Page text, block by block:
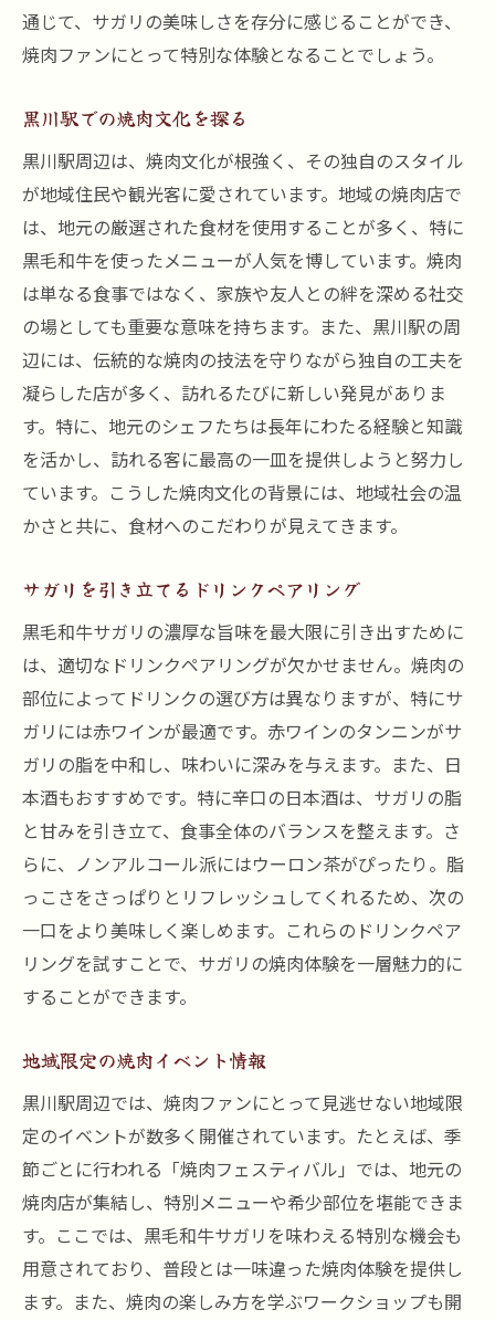
通じて、サガリの美味しさを存分に感じることができ、
焼肉ファンにとって特別な体験となることでしょう。
黒川駅での焼肉文化を探る
黒川駅周辺は、焼肉文化が根強く、その独自のスタイル
が地域住民や観光客に愛されています。地域の焼肉店で
は、地元の厳選された食材を使用することが多く、特に
黒毛和牛を使ったメニューが人気を博しています。焼肉
は単なる食事ではなく、家族や友人との絆を深める社交
の場としても重要な意味を持ちます。また、黒川駅の周
辺には、伝統的な焼肉の技法を守りながら独自の工夫を
凝らした店が多く、訪れるたびに新しい発見がありま
す。特に、地元のシェフたちは長年にわたる経験と知識
を活かし、訪れる客に最高の一皿を提供しようと努力し
ています。こうした焼肉文化の背景には、地域社会の温
かさと共に、食材へのこだわりが見えてきます。
サガリを引き立てるドリンクペアリング
黒毛和牛サガリの濃厚な旨味を最大限に引き出すために
は、適切なドリンクペアリングが欠かせません。焼肉の
部位によってドリンクの選び方は異なりますが、特にサ
ガリには赤ワインが最適です。赤ワインのタンニンがサ
ガリの脂を中和し、味わいに深みを与えます。また、日
本酒もおすすめです。特に辛口の日本酒は、サガリの脂
と甘みを引き立て、食事全体のバランスを整えます。さ
らに、ノンアルコール派にはウーロン茶がぴったり。脂
っこさをさっぱりとリフレッシュしてくれるため、次の
一口をより美味しく楽しめます。これらのドリンクペア
リングを試すことで、サガリの焼肉体験を一層魅力的に
することができます。
地域限定の焼肉イベント情報
黒川駅周辺では、焼肉ファンにとって見逃せない地域限
定のイベントが数多く開催されています。たとえば、季
節ごとに行われる「焼肉フェスティバル」では、地元の
焼肉店が集結し、特別メニューや希少部位を堪能できま
す。ここでは、黒毛和牛サガリを味わえる特別な機会も
用意されており、普段とは一味違った焼肉体験を提供し
ます。また、焼肉の楽しみ方を学ぶワークショップも開